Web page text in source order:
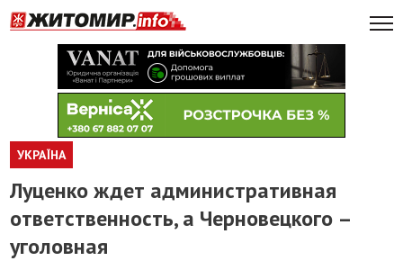
УКРАЇНА
Луценко ждет административная
ответственность, а Черновецкого –
уголовная